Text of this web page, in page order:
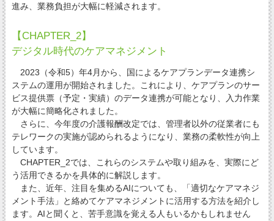
進み、業務負担が大幅に軽減されます。
【CHAPTER_2】
デジタル時代のケアマネジメント
2023（令和5）年4月から、国によるケアプランデータ連携シ
ステムの運用が開始されました。これにより、ケアプランのサー
ビス提供票（予定・実績）のデータ連携が可能となり、入力作業
が大幅に簡略化されました。
さらに、今年度の介護報酬改定では、管理者以外の従業者にも
テレワークの実施が認められるようになり、業務の柔軟性が向上
しています。
CHAPTER_2では、これらのシステムや取り組みを、実際にど
う活用できるかを具体的に解説します。
また、近年、注目を集めるAIについても、「適切なケアマネジ
メント手法」と絡めてケアマネジメントに活用する方法を紹介し
ます。AIと聞くと、苦手意識を覚える人もいるかもしれません